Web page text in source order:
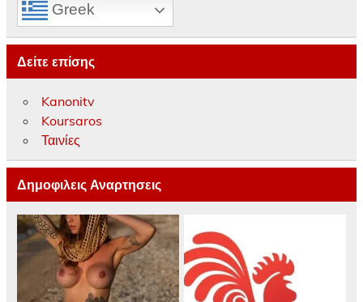
Greek
Δείτε επίσης
Kanonitv
Koursaros
Ταινίες
Δημοφιλεις Αναρτησεις